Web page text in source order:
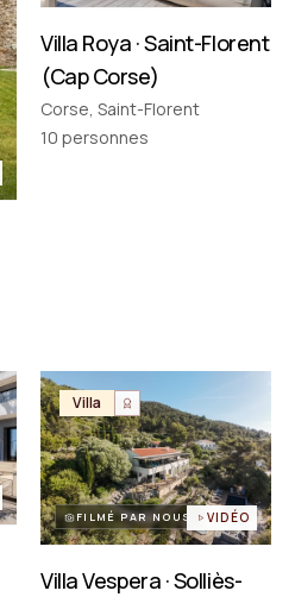
compte
Villa Roya · Saint-Florent
(Cap Corse)
Corse, Saint-Florent
10 personnes
Villa
FILMÉ PAR NOUS VIDÉO
Villa Vespera · Solliès-